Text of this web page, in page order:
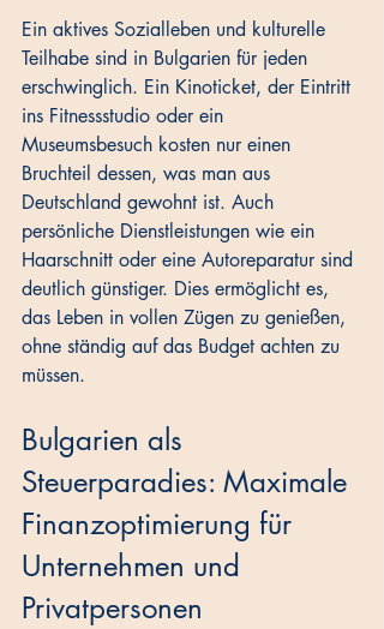
Ein aktives Sozialleben und kulturelle
Teilhabe sind in Bulgarien für jeden
erschwinglich. Ein Kinoticket, der Eintritt
ins Fitnessstudio oder ein
Museumsbesuch kosten nur einen
Bruchteil dessen, was man aus
Deutschland gewohnt ist. Auch
persönliche Dienstleistungen wie ein
Haarschnitt oder eine Autoreparatur sind
deutlich günstiger. Dies ermöglicht es,
das Leben in vollen Zügen zu genießen,
ohne ständig auf das Budget achten zu
müssen.
Bulgarien als
Steuerparadies: Maximale
Finanzoptimierung für
Unternehmen und
Privatpersonen